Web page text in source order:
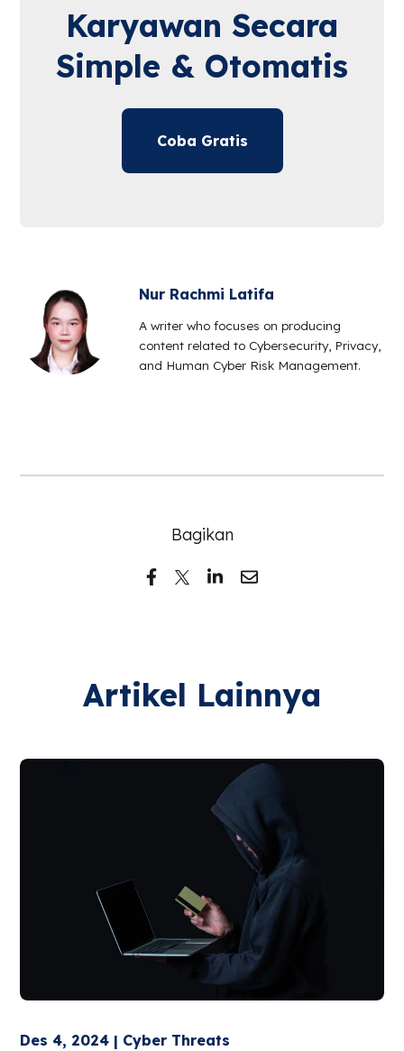
Karyawan Secara
Simple & Otomatis
Coba Gratis
Nur Rachmi Latifa
A writer who focuses on producing
content related to Cybersecurity, Privacy,
and Human Cyber Risk Management.
Bagikan
Artikel Lainnya
Des 4, 2024 | Cyber Threats